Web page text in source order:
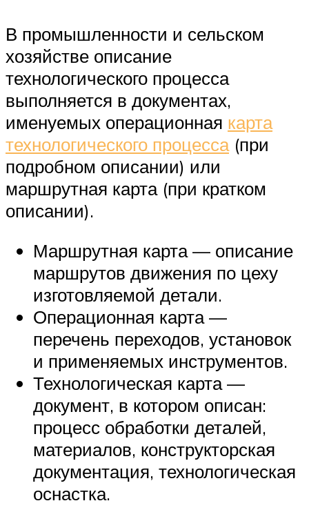
В промышленности и сельском
хозяйстве описание
технологического процесса
выполняется в документах,
именуемых операционная карта
технологического процесса(при
подробном описании) или
маршрутная карта (при кратком
описании).
Маршрутная карта — описание
маршрутов движения по цеху
изготовляемой детали.
Операционная карта —
перечень переходов, установок
и применяемых инструментов.
Технологическая карта —
документ, в котором описан:
процесс обработки деталей,
материалов, конструкторская
документация, технологическая
оснастка.